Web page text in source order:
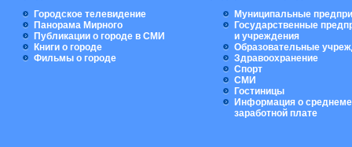
Городское телевидение
Панорама Мирного
Публикации о городе в СМИ
Книги о городе
Фильмы о городе
Муниципальные
Государственные
и учреждения
Образовательные
Здравоохранение
Спорт
СМИ
Гостиницы
Информация о
заработной плате